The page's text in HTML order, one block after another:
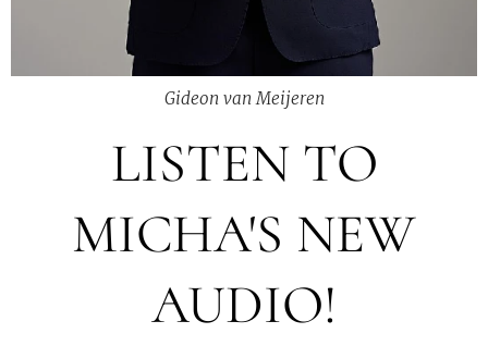
Gideon van Meijeren
LISTEN TO
MICHA'S NEW
AUDIO!